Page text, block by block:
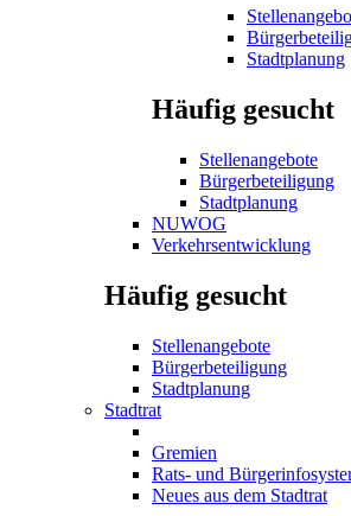
Stadtplanung
Häufig gesucht
Stellenangebote
Bürgerbeteiligung
Stadtplanung
NUWOG
Verkehrsentwicklung
Häufig gesucht
Stellenangebote
Bürgerbeteiligung
Stadtplanung
Stadtrat
Gremien
Rats- und
Neues aus dem Stadtrat